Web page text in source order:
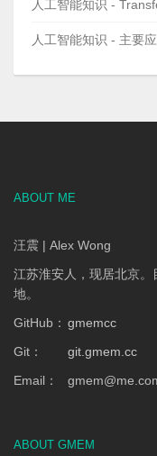
人工智能知识 -
人工智能知识 - 主要
ABOUT ME
汪震 | Alex Wong
江苏淮安人，现居北京
地。
GitHub： gmemcc
Git：
git.gmem.cc
Email：
gmem@
ABOUT GMEM